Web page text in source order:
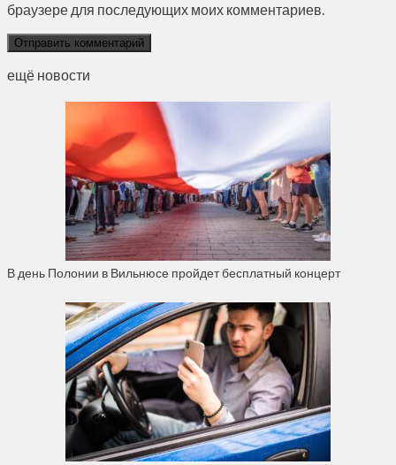
браузере для последующих моих комментариев.
ещё новости
В день Полонии в Вильнюсе пройдет бесплатный концерт